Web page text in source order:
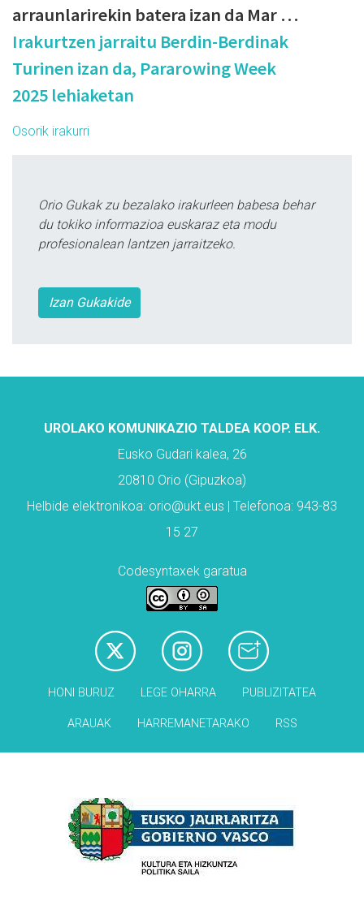
arraunlarirekin batera izan da Mar …
Irakurtzen jarraitu Berdin-Berdinak
Turinen izan da, Pararowing Week
2025 lehiaketan
Osorik irakurri
Orio Gukak zu bezalako irakurleen babesa behar
du tokiko informazioa euskaraz eta modu
profesionalean lantzen jarraitzeko.
Izan Gukakide
UROLAKO KOMUNIKAZIO TALDEA KOOP. ELK.
Eusko Gudari kalea, 26
20810 Orio (Gipuzkoa)
Helbide elektronikoa: orio@ukt.eus | Telefonoa: 943-83
15 27
Codesyntaxek garatua
HONI BURUZ LEGE OHARRA PUBLIZITATEA
ARAUAK HARREMANETARAKO RSS